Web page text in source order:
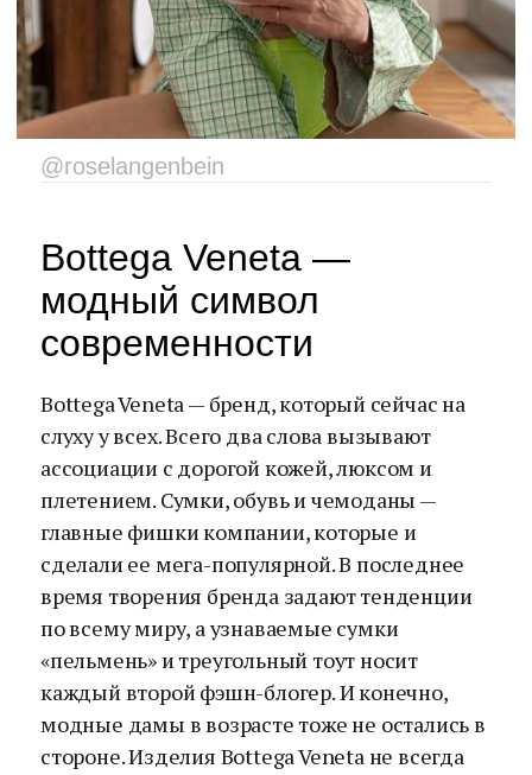
@roselangenbein
Bottega Veneta —
модный символ
современности
Bottega Veneta — бренд, который сейчас на
слуху у всех. Всего два слова вызывают
ассоциации с дорогой кожей, люксом и
плетением. Сумки, обувь и чемоданы —
главные фишки компании, которые и
сделали ее мега-популярной. В последнее
время творения бренда задают тенденции
по всему миру, а узнаваемые сумки
«пельмень» и треугольный тоут носит
каждый второй фэшн-блогер. И конечно,
модные дамы в возрасте тоже не остались в
стороне. Изделия Bottega Veneta не всегда